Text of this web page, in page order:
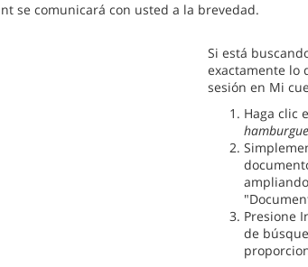
se comunicará con usted a la brevedad.
Si está
exactamente lo
sesión en Mi
Haga clic
Presione
de